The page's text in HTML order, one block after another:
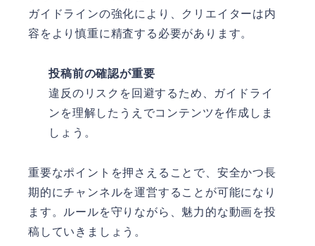
ガイドラインの強化により、クリエイターは内
容をより慎重に精査する必要があります。
投稿前の確認が重要
違反のリスクを回避するため、ガイドライ
ンを理解したうえでコンテンツを作成しま
しょう。
重要なポイントを押さえることで、安全かつ長
期的にチャンネルを運営することが可能になり
ます。ルールを守りながら、魅力的な動画を投
稿していきましょう。